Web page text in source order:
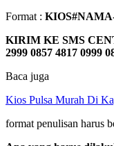
Format :
KIRIM KE SMS
2999 0857 4817 0999
Baca juga
Kios Pulsa Murah Di
format penulisan harus